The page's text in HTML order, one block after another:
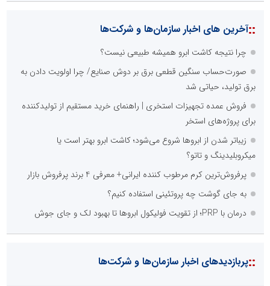
::آخرین های اخبار سازمان‌ها و شرکت‌ها
چرا نتیجه کاشت ابرو همیشه طبیعی نیست؟
صورت‌حساب سنگین قطعی برق بر دوش صنایع/ چرا اولویت دادن به
برق تولید، حیاتی شد
فروش عمده تجهیزات استخری | راهنمای خرید مستقیم از تولیدکننده
برای پروژه‌های استخر
زیباتر شدن از ابروها شروع می‌شود؛ کاشت ابرو بهتر است یا
میکروبلیدینگ و تاتو؟
پرفروش‌ترین کرم مرطوب کننده ایرانی+ معرفی 4 برند پرفروش بازار
به جای گوشت چه پروتئینی استفاده کنیم؟
درمان با PRP؛ از تقویت فولیکول ابروها تا بهبود لک و جای جوش
::پربازدیدهای اخبار سازمان‌ها و شرکت‌ها